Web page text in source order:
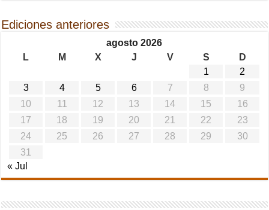
Ediciones anteriores
agosto 2026
L
M X J V S
D
1
2
3
4 5 6 7 8
9
10
11 12 13 14 15
16
17
18 19 20 21 22
23
24
25 26 27 28 29
30
31
« Jul